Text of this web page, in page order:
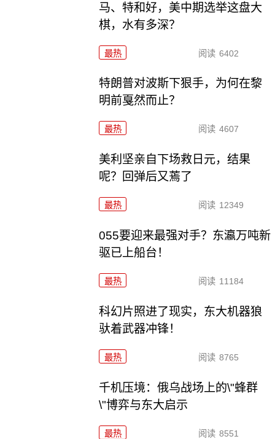
马、特和好，美中期选举这盘大
棋，水有多深？
最热 阅读 6402
特朗普对波斯下狠手，为何在黎
明前戛然而止？
最热 阅读 4607
美利坚亲自下场救日元，结果
呢？回弹后又蔫了
最热 阅读 12349
055要迎来最强对手？东瀛万吨新
驱已上船台！
最热 阅读 11184
科幻片照进了现实，东大机器狼
驮着武器冲锋！
最热 阅读 8765
千机压境：俄乌战场上的\"蜂群
\"博弈与东大启示
最热 阅读 8551